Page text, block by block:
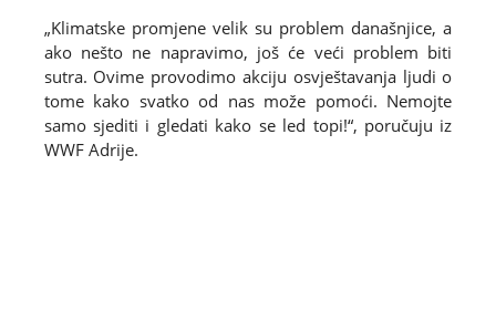
„Klimatske promjene velik su problem današnjice, a
ako nešto ne napravimo, još će veći problem biti
sutra. Ovime provodimo akciju osvještavanja ljudi o
tome kako svatko od nas može pomoći. Nemojte
samo sjediti i gledati kako se led topi!“, poručuju iz
WWF Adrije.